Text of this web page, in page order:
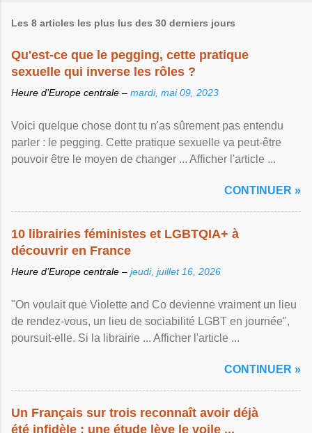
Les 8 articles les plus lus des 30 derniers jours
Qu'est-ce que le pegging, cette pratique
sexuelle qui inverse les rôles ?
Heure d’Europe centrale – mardi, mai 09, 2023
Voici quelque chose dont tu n'as sûrement pas entendu
parler : le pegging. Cette pratique sexuelle va peut-être
pouvoir être le moyen de changer ... Afficher l'article ...
CONTINUER »
10 librairies féministes et LGBTQIA+ à
découvrir en France
Heure d’Europe centrale – jeudi, juillet 16, 2026
"On voulait que Violette and Co devienne vraiment un lieu
de rendez-vous, un lieu de sociabilité LGBT en journée",
poursuit-elle. Si la librairie ... Afficher l'article ...
CONTINUER »
Un Français sur trois reconnaît avoir déjà
été infidèle : une étude lève le voile ...